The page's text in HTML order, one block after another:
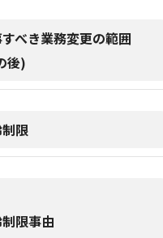
べき業務変更の範囲
後)
限
限事由